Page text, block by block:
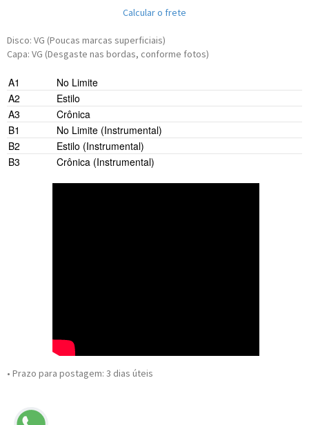
Calcular o frete
Disco: VG (Poucas marcas superficiais)
Capa: VG (Desgaste nas bordas, conforme fotos)
A1
No Limite
A2
Estilo
A3
Crônica
B1
No Limite (Instrumental)
B2
Estilo (Instrumental)
B3
Crônica (Instrumental)
• Prazo para postagem: 3 dias úteis